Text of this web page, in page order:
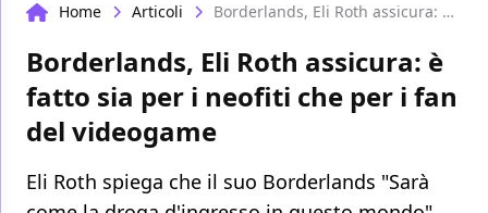
Home Articoli Borderlands, Eli Roth assicura: è fatto sia per i neofiti che per i fan del videogame
Borderlands, Eli Roth assicura: è
fatto sia per i neofiti che per i fan
del videogame
Eli Roth spiega che il suo Borderlands "Sarà